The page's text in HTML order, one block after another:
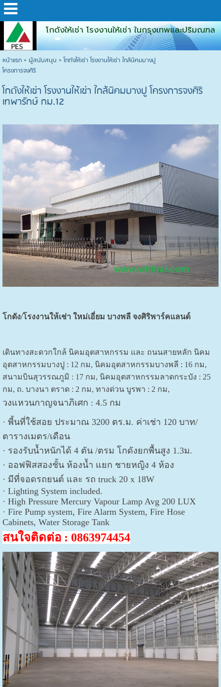
โกดังให้เช่า โรงงานให้เช่า ในกรุงเทพและปริมณฑล
หน้าแรก> ผู้สนับสนุน >โกดังให้เช่า โรงงานให้เช่า ใกล้นิคมบางปู
โครงการจงศิริ
โกดังให้เช่า โรงงานให้เช่า ใกล้นิคมบางปู โครงการจงศิริ
เทพารักษ์ กม.12
โกดัง/โรงงานให้เช่า ใหม่เอี่ยม บางพลี จงศิริพาร์คแลนด์
เดินทางสะดวกใกล้ นิคมอุตสาหกรรม และ ถนนสายหลัก นิคม
อุตสาหกรรมบางปู : 12 กม, นิคมอุตสาหกรรมบางพลี : 16 กม,
สนามบินสุวรรณภูมิ : 17 กม, นิคมอุตสาหกรรมลาดกระบัง : 25
กม, ถ. บางนา ตราด : 2 กม, ทางด่วน บูรพา : 2 กม,
วงแหวนกาญจนาภิเศก : 4.5 กม
· พี้นที่ใช้สอย ประมาณ 3200 ตร.ม. ค่าเช่า 120 บาท/
ตารางเมตร/เดือน
· รองรับน้ำหนักได้ 4 ตัน /ตรม โกดังยกพื้นสูง 1.3ม.
· ออฟฟิสสองชั้น ห้องนํ้า แยก ชายหญิง 4 ห้อง
· มีที่จอดรถยนต์ และ รถ truck 20 x 18W
· Lighting System included.
· High Pressure Mercury Vapour Lamp Avg 200 LUX
· Fire Pump system, Fire Alarm System, Fire Hose
Cabinets, Water Storage Tank
สนใจติดต่อ : 0863974454